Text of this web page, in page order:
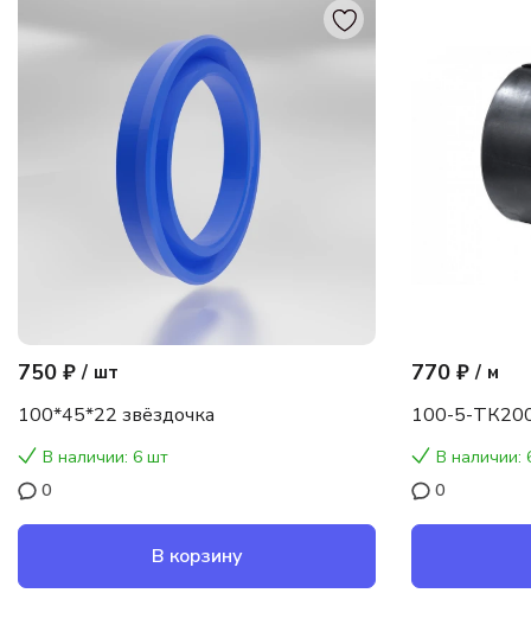
750 ₽ / шт
100*45*22 звёздочка
В наличии: 6 шт
0
В корзину
770 ₽ / м
100-5-
В наличии:
0